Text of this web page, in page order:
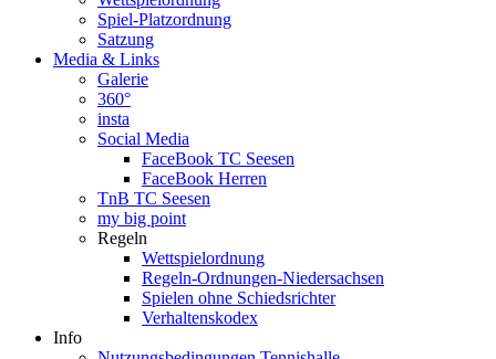
Spiel-Platzordnung
Satzung
Media & Links
Galerie
360°
insta
Social Media
FaceBook TC Seesen
FaceBook Herren
TnB TC Seesen
my big point
Regeln
Wettspielordnung
Regeln-Ordnungen-Niedersachsen
Spielen ohne Schiedsrichter
Verhaltenskodex
Info